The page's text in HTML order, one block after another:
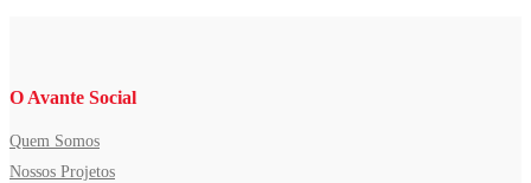
O Avante Social
Quem Somos
Nossos Projetos